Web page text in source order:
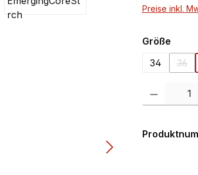
Preise inkl.
Größe
34
36